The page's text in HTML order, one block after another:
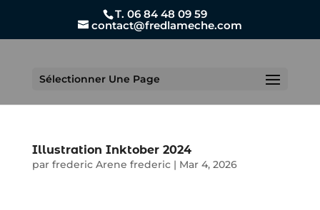
T. 06 84 48 09 59
contact@fredlameche.com
Sélectionner Une Page
Illustration Inktober 2024
par frederic Arene frederic| Mar 4, 2026